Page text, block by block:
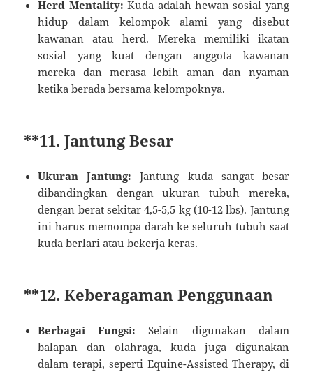
Herd Mentality: Kuda adalah hewan sosial yang
hidup dalam kelompok alami yang disebut
kawanan atau herd. Mereka memiliki ikatan
sosial yang kuat dengan anggota kawanan
mereka dan merasa lebih aman dan nyaman
ketika berada bersama kelompoknya.
**11.Jantung Besar
Ukuran Jantung: Jantung kuda sangat besar
dibandingkan dengan ukuran tubuh mereka,
dengan berat sekitar 4,5-5,5 kg (10-12 lbs). Jantung
ini harus memompa darah ke seluruh tubuh saat
kuda berlari atau bekerja keras.
**12.Keberagaman Penggunaan
Berbagai Fungsi: Selain digunakan dalam
balapan dan olahraga, kuda juga digunakan
dalam terapi, seperti Equine-Assisted Therapy, di